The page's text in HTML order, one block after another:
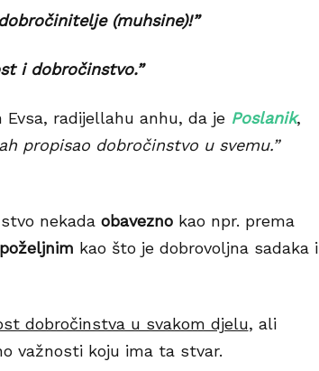
(muhsine)!”
i dobročinstvo.”
radijellahu anhu, da je Poslanik,
propisao dobročinstvo u svemu.”
nekada obaveznokao npr. prema
poželjnim kao što je dobrovoljna sadaka i
dobročinstva u svakom djelu, ali
važnosti koju ima ta stvar.